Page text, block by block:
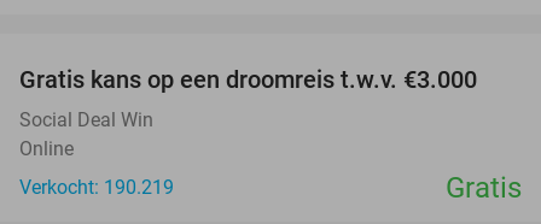
Gratis kans op een droomreis t.w.v. €3.000
Social Deal Win
Online
Verkocht: 190.219
Gratis